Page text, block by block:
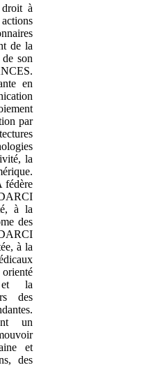
droit à
de la
son
en
par
la
fédère
à la
des
à la
et la
des
un
et
des